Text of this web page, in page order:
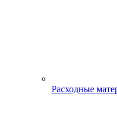
Расходные